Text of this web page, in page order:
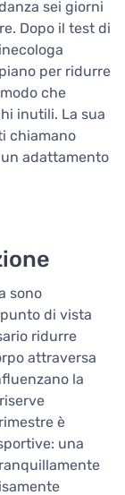
sei giorni
Dopo il test di
per ridurre
che
inutili. La sua
chiamano
adattamento
sono
di vista
ridurre
attraversa
la
è
una